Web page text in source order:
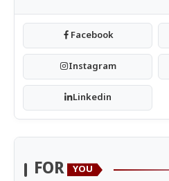
Facebook
Instagram
Linkedin
FOR YOU